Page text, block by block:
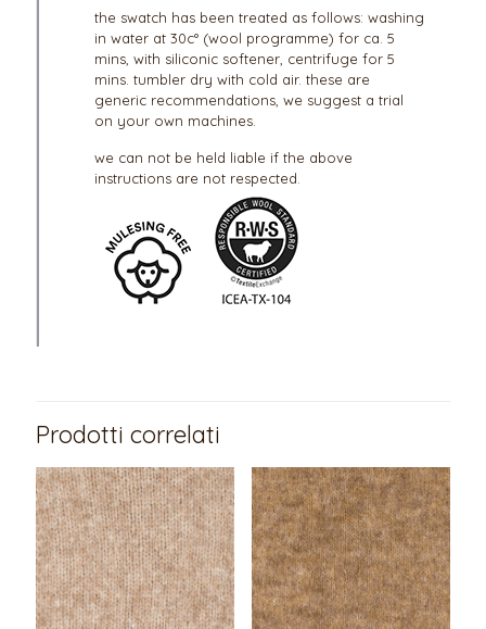
the swatch has been treated as follows: washing
in water at 30c° (wool programme) for ca. 5
mins, with siliconic softener, centrifuge for 5
mins. tumbler dry with cold air. these are
generic recommendations, we suggest a trial
on your own machines.
we can not be held liable if the above
instructions are not respected.
Prodotti correlati